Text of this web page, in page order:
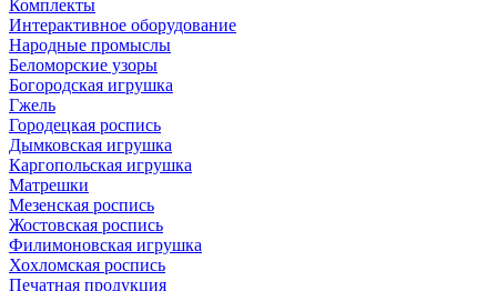
Комплекты
Интерактивное оборудование
Народные промыслы
Беломорские узоры
Богородская игрушка
Гжель
Городецкая роспись
Дымковская игрушка
Каргопольская игрушка
Матрешки
Мезенская роспись
Жостовская роспись
Филимоновская игрушка
Хохломская роспись
Печатная продукция